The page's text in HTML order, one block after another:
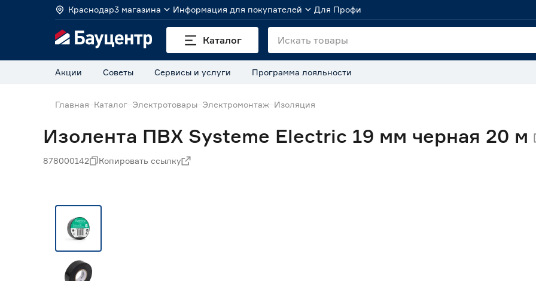
Краснодар3 магазина Информация для покупателей Для Профи
Каталог
Акции Советы Сервисы и услуги Программа лояльности
Главная Каталог Электротовары Электромонтаж Изоляция
Изолента ПВХ Systeme Electric 19 мм черная 20 м
878000142 Копировать ссылку